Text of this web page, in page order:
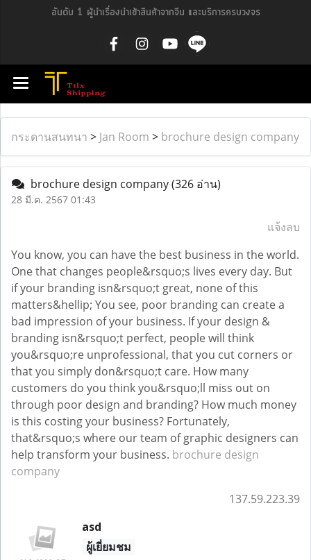
อันดับ 1 ผู้นำเรื่องนำเข้าสินค้าจากจีน และบริการครบวงจร
กระดานสนทนา > Jan Room > brochure design company
brochure design company(326 อ่าน)
28 มี.ค. 2567 01:43
แจ้งลบ
You know, you can have the best business in the world.
One that changes people&rsquo;s lives every day. But
if your branding isn&rsquo;t great, none of this
matters&hellip; You see, poor branding can create a
bad impression of your business. If your design &
branding isn&rsquo;t perfect, people will think
you&rsquo;re unprofessional, that you cut corners or
that you simply don&rsquo;t care. How many
customers do you think you&rsquo;ll miss out on
through poor design and branding? How much money
is this costing your business? Fortunately,
that&rsquo;s where our team of graphic designers can
help transform your business. brochure design
company
137.59.223.39
asd
ผู้เยี่ยมชม